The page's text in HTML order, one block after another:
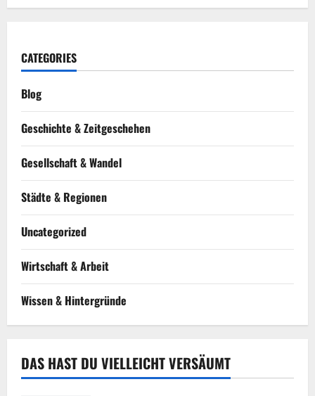
CATEGORIES
Blog
Geschichte & Zeitgeschehen
Gesellschaft & Wandel
Städte & Regionen
Uncategorized
Wirtschaft & Arbeit
Wissen & Hintergründe
DAS HAST DU VIELLEICHT VERSÄUMT